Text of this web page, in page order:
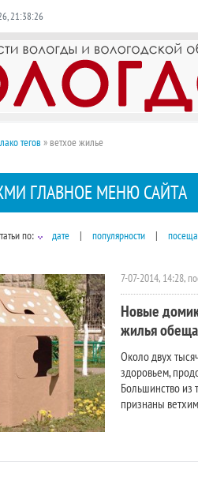
,21:38:27
тегов » ветхое жилье
ГЛАВНОЕ МЕНЮ САЙТА
по: дате | популярности |
7-07-2014, 14:28,
Новые
жилья
Около двух
здоровьем,
Большинство из
признаны